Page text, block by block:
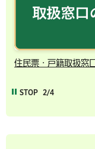
住民票・戸籍取扱窓
STOP 2/4